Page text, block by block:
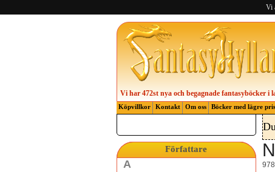
Vi
Vi har 472st nya och begagnade fantasyböcker i
Köpvillkor Kontakt Om oss Böcker med lägre pris
Författare
A